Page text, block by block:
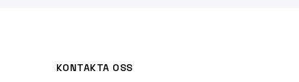
KONTAKTA OSS